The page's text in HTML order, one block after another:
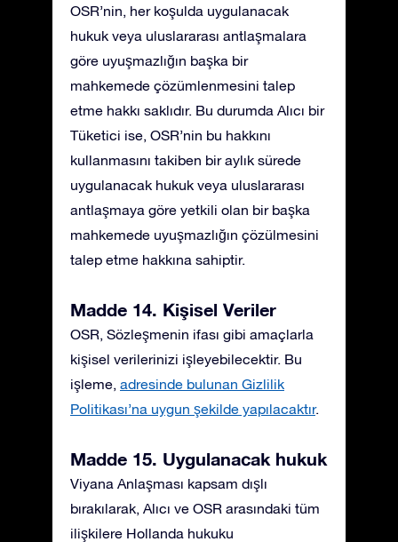
OSR’nin, her koşulda uygulanacak
hukuk veya uluslararası antlaşmalara
göre uyuşmazlığın başka bir
mahkemede çözümlenmesini talep
etme hakkı saklıdır. Bu durumda Alıcı bir
Tüketici ise, OSR’nin bu hakkını
kullanmasını takiben bir aylık sürede
uygulanacak hukuk veya uluslararası
antlaşmaya göre yetkili olan bir başka
mahkemede uyuşmazlığın çözülmesini
talep etme hakkına sahiptir.
Madde 14. Kişisel Veriler
OSR, Sözleşmenin ifası gibi amaçlarla
kişisel verilerinizi işleyebilecektir. Bu
işleme, adresinde bulunan Gizlilik
Politikası’na uygun şekilde yapılacaktır.
Madde 15. Uygulanacak hukuk
Viyana Anlaşması kapsam dışlı
bırakılarak, Alıcı ve OSR arasındaki tüm
ilişkilere Hollanda hukuku